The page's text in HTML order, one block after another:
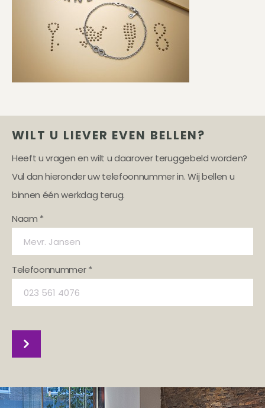
WILT U LIEVER EVEN BELLEN?
Heeft u vragen en wilt u daarover teruggebeld worden?
Vul dan hieronder uw telefoonnummer in. Wij bellen u
binnen één werkdag terug.
Naam *
Telefoonnummer *